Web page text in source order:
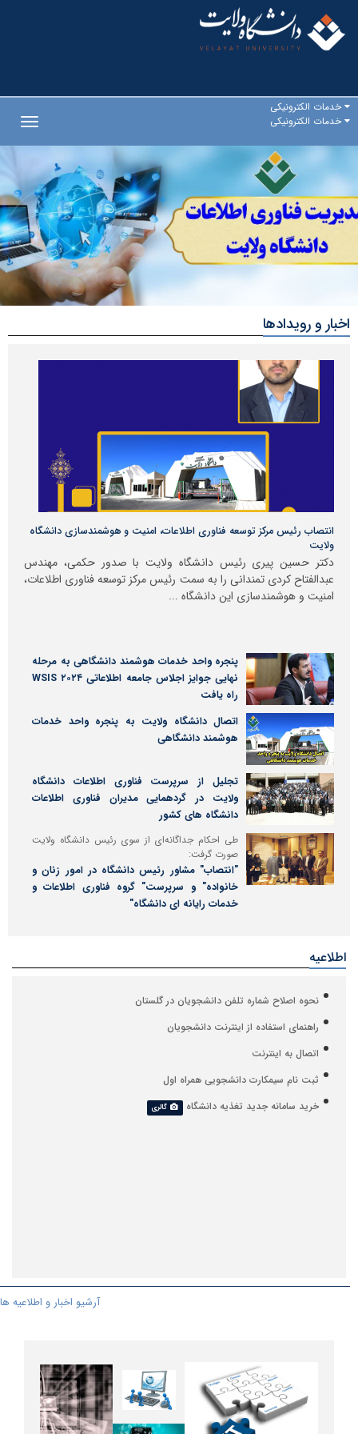
خدمات الکترونیکی
خدمات الکترونیکی
اخبار و رویدادها
انتصاب رئیس مرکز توسعه فناوری اطلاعات، امنیت و هوشمندسازی دانشگاه
ولایت
دکتر حسین پیری رئیس دانشگاه ولایت با صدور حکمی، مهندس
عبدالفتاح کردی تمندانی را به سمت رئیس مرکز توسعه فناوری اطلاعات،
امنیت و هوشمندسازی این دانشگاه ...
پنجره واحد خدمات هوشمند دانشگاهی به مرحله
نهایی جوایز اجلاس جامعه اطلاعاتی WSIS ۲۰۲۴
راه یافت
اتصال دانشگاه ولایت به پنجره واحد خدمات
هوشمند دانشگاهی
تجلیل از سرپرست فناوری اطلاعات دانشگاه
ولایت در گردهمایی مدیران فناوری اطلاعات
دانشگاه های کشور
طی احکام جداگانه‌ای از سوی رئیس دانشگاه ولایت
صورت گرفت:
"انتصاب" مشاور رئیس دانشگاه در امور زنان و
خانواده" و سرپرست" گروه فناوری اطلاعات و
خدمات رایانه ای دانشگاه"
اطلاعیه
نحوه اصلاح شماره تلفن دانشجویان در گلستان
راهنمای استفاده از اینترنت دانشجویان
اتصال به اینترنت
ثبت نام سیمکارت دانشجویی همراه اول
خرید سامانه جدید تغذیه دانشگاه
گالری
آرشیو اخبار و اطلاعیه ها